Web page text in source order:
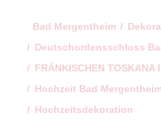
Bad Mergentheim
Deutschordensschloss
FRÄNKISCHEN TOSKANA
Hochzeit Bad
Hochzeitsdekoration